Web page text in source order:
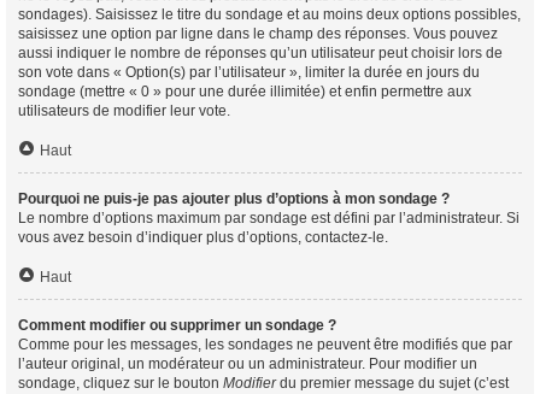
sondages). Saisissez le titre du sondage et au moins deux options possibles,
saisissez une option par ligne dans le champ des réponses. Vous pouvez
aussi indiquer le nombre de réponses qu’un utilisateur peut choisir lors de
son vote dans « Option(s) par l’utilisateur », limiter la durée en jours du
sondage (mettre « 0 » pour une durée illimitée) et enfin permettre aux
utilisateurs de modifier leur vote.
Haut
Pourquoi ne puis-je pas ajouter plus d’options à mon sondage ?
Le nombre d’options maximum par sondage est défini par l’administrateur. Si
vous avez besoin d’indiquer plus d’options, contactez-le.
Haut
Comment modifier ou supprimer un sondage ?
Comme pour les messages, les sondages ne peuvent être modifiés que par
l’auteur original, un modérateur ou un administrateur. Pour modifier un
sondage, cliquez sur le bouton Modifierdu premier message du sujet (c’est